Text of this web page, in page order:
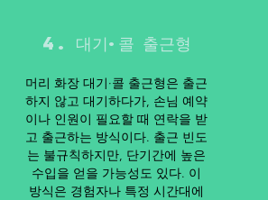
4. 대기·콜 출근형
머리 화장 대기·콜 출근형은 출근
하지 않고 대기하다가, 손님 예약
이나 인원이 필요할 때 연락을 받
고 출근하는 방식이다. 출근 빈도
는 불규칙하지만, 단기간에 높은
수입을 얻을 가능성도 있다. 이
방식은 경험자나 특정 시간대에